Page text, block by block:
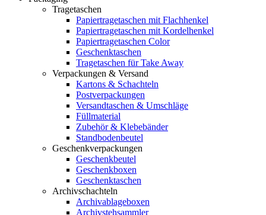
Tragetaschen
Papiertragetaschen mit Flachhenkel
Papiertragetaschen mit Kordelhenkel
Papiertragetaschen Color
Geschenktaschen
Tragetaschen für Take Away
Verpackungen & Versand
Kartons & Schachteln
Postverpackungen
Versandtaschen & Umschläge
Füllmaterial
Zubehör & Klebebänder
Standbodenbeutel
Geschenkverpackungen
Geschenkbeutel
Geschenkboxen
Geschenktaschen
Archivschachteln
Archivablageboxen
Archivstehsammler